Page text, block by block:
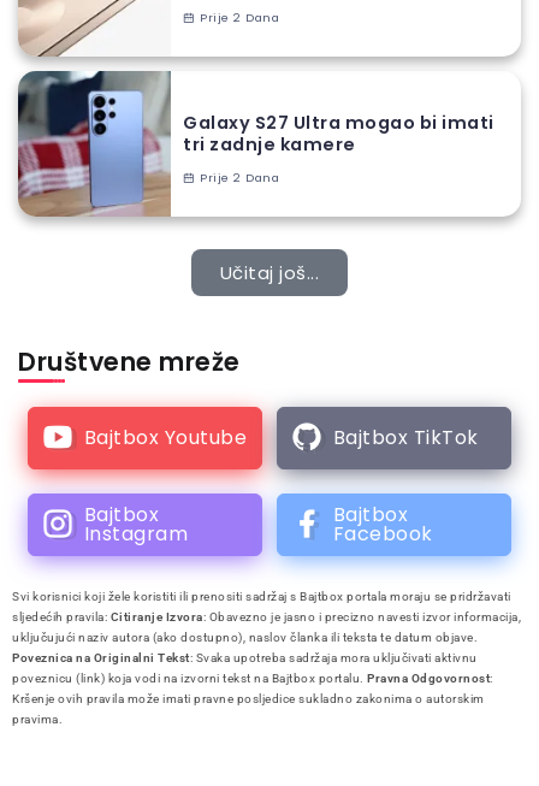
Prije 2 Dana
Galaxy S27 Ultra mogao bi imati
tri zadnje kamere
Prije 2 Dana
Učitaj još...
Društvene mreže
Bajtbox Youtube Bajtbox TikTok
Bajtbox
Instagram
Bajtbox
Facebook
Svi korisnici koji žele koristiti ili prenositi sadržaj s Bajtbox portala moraju se pridržavati
sljedećih pravila: Citiranje Izvora: Obavezno je jasno i precizno navesti izvor informacija,
uključujući naziv autora (ako dostupno), naslov članka ili teksta te datum objave.
Poveznica na Originalni Tekst: Svaka upotreba sadržaja mora uključivati aktivnu
poveznicu (link) koja vodi na izvorni tekst na Bajtbox portalu. Pravna Odgovornost:
Kršenje ovih pravila može imati pravne posljedice sukladno zakonima o autorskim
pravima.